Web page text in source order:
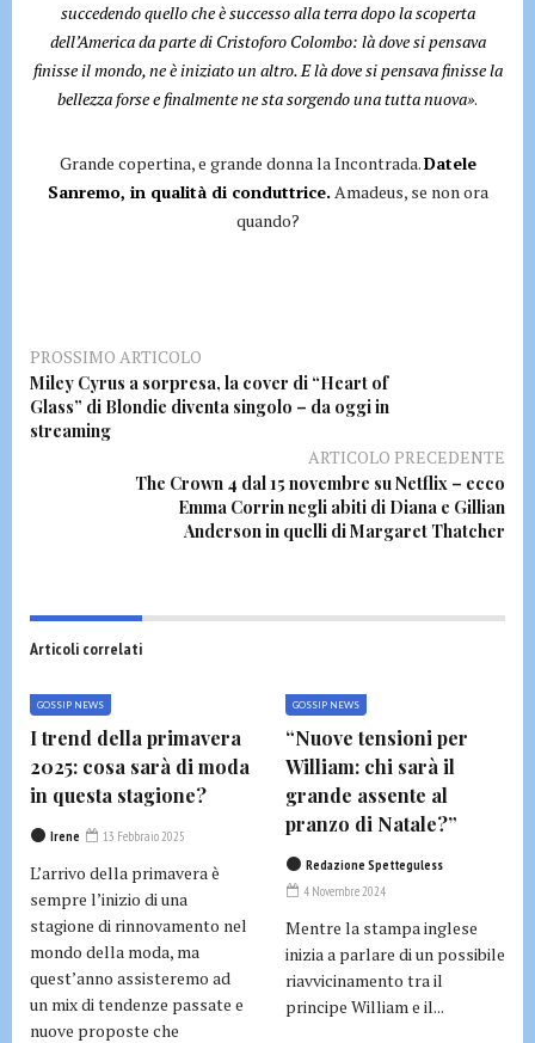
succedendo quello che è successo alla terra dopo la scoperta
dell’America da parte di Cristoforo Colombo: là dove si pensava
finisse il mondo, ne è iniziato un altro. E là dove si pensava finisse la
bellezza forse e finalmente ne sta sorgendo una tutta nuova».
Grande copertina, e grande donna la Incontrada.Datele
Sanremo, in qualità di conduttrice. Amadeus, se non ora
quando?
PROSSIMO ARTICOLO
Miley Cyrus a sorpresa, la cover di “Heart of
Glass” di Blondie diventa singolo – da oggi in
streaming
ARTICOLO PRECEDENTE
The Crown 4 dal 15 novembre su Netflix – ecco
Emma Corrin negli abiti di Diana e Gillian
Anderson in quelli di Margaret Thatcher
Articoli correlati
GOSSIP NEWS
I trend della primavera
2025: cosa sarà di moda
in questa stagione?
Irene 13 Febbraio 2025
L’arrivo della primavera è
sempre l’inizio di una
stagione di rinnovamento nel
mondo della moda, ma
quest’anno assisteremo ad
un mix di tendenze passate e
nuove proposte che
GOSSIP NEWS
“Nuove tensioni per
William: chi sarà il
grande assente al
pranzo di Natale?”
Redazione Spetteguless
4 Novembre 2024
Mentre la stampa inglese
inizia a parlare di un possibile
riavvicinamento tra il
principe William e il...